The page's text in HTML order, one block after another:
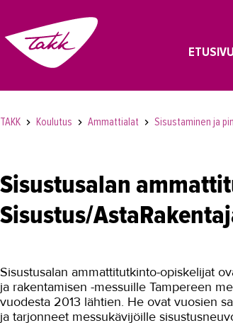
ETUSIVU
TAKK Koulutus Ammattialat Sisustaminen ja
Sisustusalan
Sisustus/
Sisustusalan ammattitutkinto-opiskelijat
ja rakentamisen -messuille Tampereen
vuodesta 2013 lähtien. He ovat vuosien
ja tarjonneet messukävijöille